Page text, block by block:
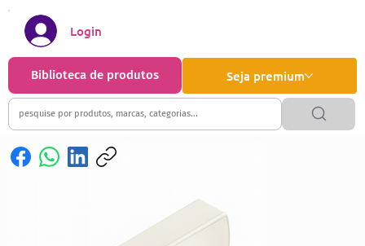
Seja premium
Biblioteca de produtos
Login